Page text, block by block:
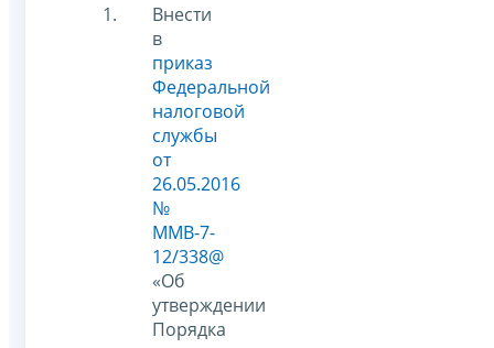
Внести
в
приказ
Федеральной
налоговой
службы
от
26.05.2016
№
ММВ-7-
12/338@
«Об
утверждении
Порядка